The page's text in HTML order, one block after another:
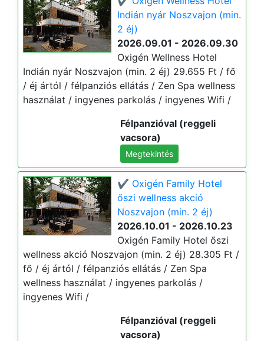
Indián nyár Noszvajon (min.
2 éj)
2026.09.01 - 2026.09.30
Oxigén Wellness Hotel
Indián nyár Noszvajon (min. 2 éj) 29.655 Ft / fő
/ éj ártól / félpanziós ellátás / Zen Spa wellness
használat / ingyenes parkolás / ingyenes Wifi /
Félpanzióval (reggeli
vacsora)
Megtekintés
✔️ Oxigén Family Hotel
őszi wellness akció
Noszvajon (min. 2 éj)
2026.10.01 - 2026.10.23
Oxigén Family Hotel őszi
wellness akció Noszvajon (min. 2 éj) 28.305 Ft /
fő / éj ártól / félpanziós ellátás / Zen Spa
wellness használat / ingyenes parkolás /
ingyenes Wifi /
Félpanzióval (reggeli
vacsora)